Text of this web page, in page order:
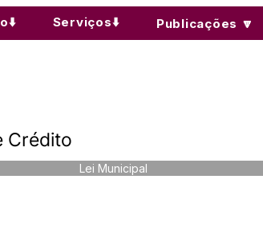
Serviços⬇️ Publicações 🔽
Crédito
Lei Municipal